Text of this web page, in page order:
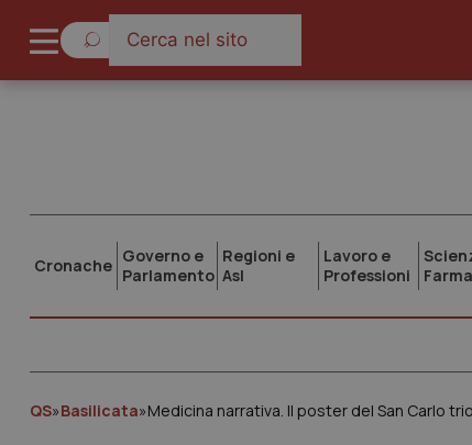
Cronache Governo e
Parlamento
Regioni e
Asl
Lavoro e
Professioni
QS»Basilicata»Medicina narrativa. Il poster del San Carlo